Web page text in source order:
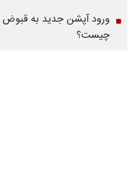
ورود آپشن جدید به
چیست؟